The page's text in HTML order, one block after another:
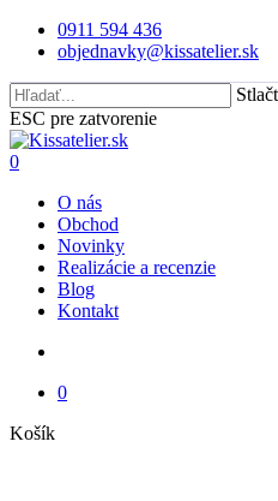
Skip
content
0911 594 436
objednavky@kissatelier.sk
ESC pre zatvorenie
Close
Search
search
0
O nás
Obchod
Novinky
Realizácie a recenzie
Blog
Kontakt
0
KošíkClose